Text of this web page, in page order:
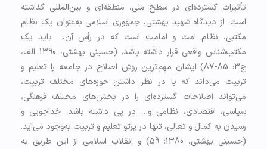
تأثیرات گسترده‌ای در سطح ملی، منطقه‌ای و بین‌المللی گذاشته
است. از دیدگاه شهید بهشتی، جمهوری اسلامی به‌عنوان یک نظام
مکتبی، نظام امت و امامت است که در رأس آن، باید یک
مکتب‌شناس واقعی قرار داشته باشد. (حسینی بهشتی، 1390 الف،
ج3: 85-87) ایشان مهم‌ترین روش اصلاح در جامعه را تعليم و
تربيت می‌داند که با در نظر داشتن حوزه‌هاي مختلف تربیت،
مي‌تواند اصلاحات گسترده‌اي را در بخش‌هاي مختلف فرهنگي،
سياسي، اقتصادي، نظامي و… در پي داشته باشد. خداجویی و
رسیدن به کمال و تعالی، تنها در پرتو تعلیم و تربیت به‌وجود می‌آید.
(حسینی بهشتی، 1380: 59) و انقلاب اسلامی از این طریق به